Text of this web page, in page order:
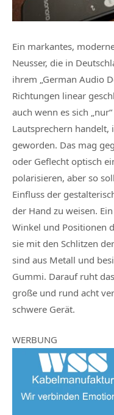
Ein markantes,
Neusser, die in
ihrem „German Audio
Richtungen linear
auch wenn es sich
Lautsprechern handelt,
geworden. Das mag
oder Geflecht optisch
polarisieren, aber so
Einfluss der
der Hand zu weisen.
Winkel und Positionen
sie mit den Schlitzen
sind aus Metall und
Gummi. Darauf ruht
große und rund acht
schwere Gerät.
WERBUNG